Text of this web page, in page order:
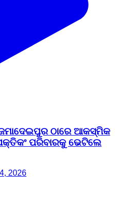
ଠାରେ ଆକସ୍ମିକ
ପରିବାରକୁ ଭେଟିଲେ
2026